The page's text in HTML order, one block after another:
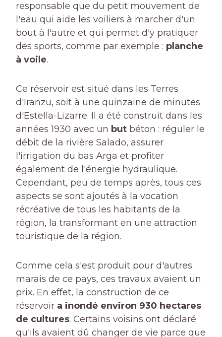
responsable que du petit mouvement de
l'eau qui aide les voiliers à marcher d'un
bout à l'autre et qui permet d'y pratiquer
des sports, comme par exemple : planche
à voile.
Ce réservoir est situé dans les Terres
d'Iranzu, soit à une quinzaine de minutes
d'Estella-Lizarre. Il a été construit dans les
années 1930 avec un but béton : réguler le
débit de la rivière Salado, assurer
l'irrigation du bas Arga et profiter
également de l'énergie hydraulique.
Cependant, peu de temps après, tous ces
aspects se sont ajoutés à la vocation
récréative de tous les habitants de la
région, la transformant en une attraction
touristique de la région.
Comme cela s'est produit pour d'autres
marais de ce pays, ces travaux avaient un
prix. En effet, la construction de ce
réservoir a inondé environ 930 hectares
de cultures. Certains voisins ont déclaré
qu'ils avaient dû changer de vie parce que